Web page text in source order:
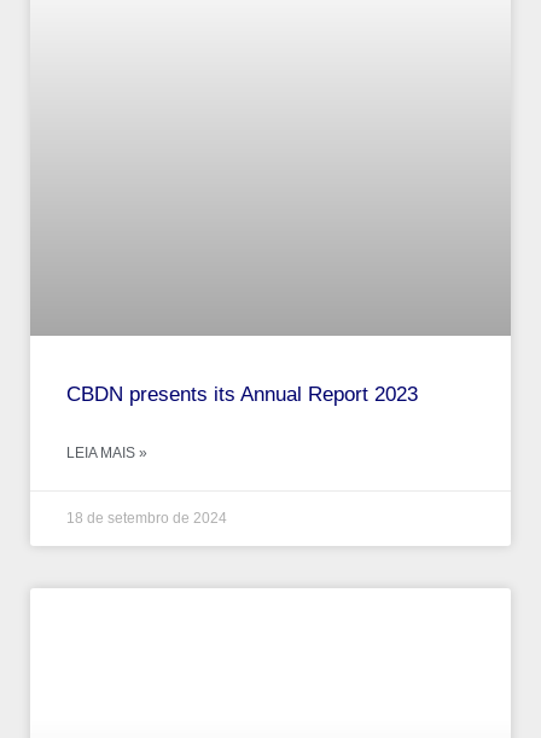
CBDN presents its Annual Report 2023
LEIA MAIS »
18 de setembro de 2024